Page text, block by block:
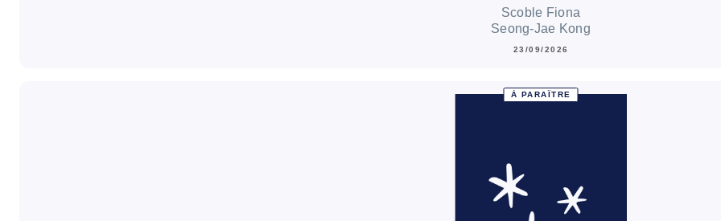
Scoble Fiona
Seong-Jae Kong
23/09/2026
À PARAÎTRE